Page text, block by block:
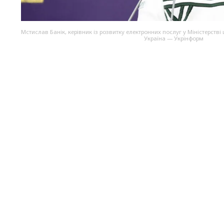
Мстислав Банік, керівник із розвитку електронних послуг у
Україна — Укрінформ